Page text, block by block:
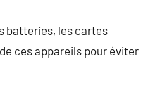
batteries, les cartes
ces appareils pour éviter